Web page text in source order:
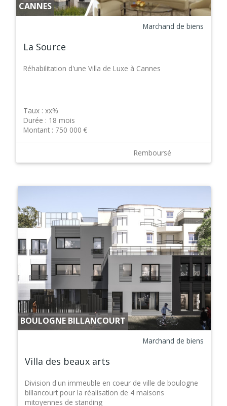
CANNES
Marchand de biens
La Source
Réhabilitation d'une Villa de Luxe à Cannes
Taux : xx%
Durée : 18 mois
Montant : 750 000 €
Remboursé
BOULOGNE BILLANCOURT
Marchand de biens
Villa des beaux arts
Division d'un immeuble en coeur de ville de boulogne
billancourt pour la réalisation de 4 maisons
mitoyennes de standing